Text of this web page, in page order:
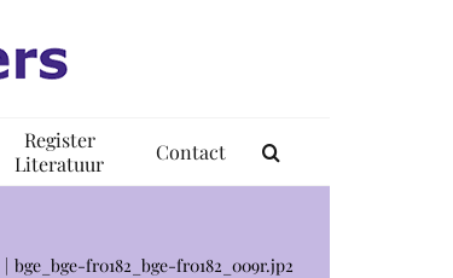
Register
Literatuur
Contact
bge_bge-fr0182_bge-fr0182_009r.jp2